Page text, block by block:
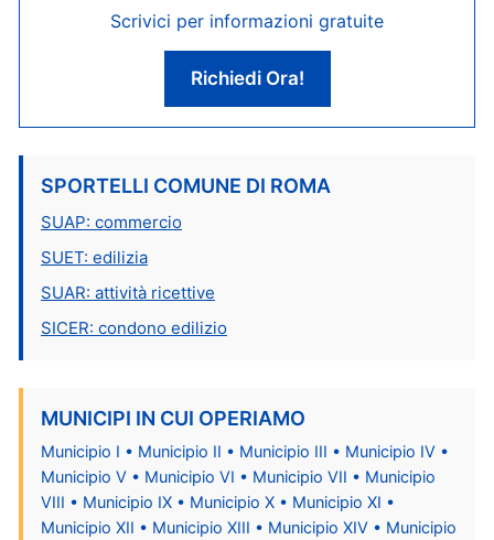
Scrivici per informazioni gratuite
Richiedi Ora!
SPORTELLI COMUNE DI ROMA
SUAP: commercio
SUET: edilizia
SUAR: attività ricettive
SICER: condono edilizio
MUNICIPI IN CUI OPERIAMO
Municipio I • Municipio II • Municipio III • Municipio IV •
Municipio V • Municipio VI • Municipio VII • Municipio
VIII • Municipio IX • Municipio X • Municipio XI •
Municipio XII • Municipio XIII • Municipio XIV • Municipio